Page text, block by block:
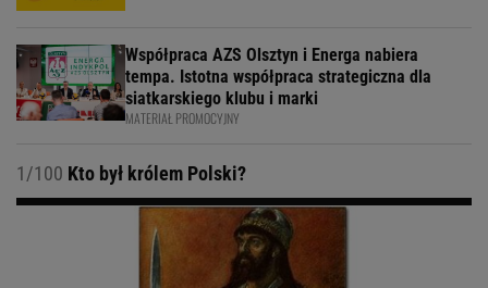
Współpraca AZS Olsztyn i Energa nabiera
tempa. Istotna współpraca strategiczna dla
siatkarskiego klubu i marki
MATERIAŁ PROMOCYJNY
1/100 Kto był królem Polski?